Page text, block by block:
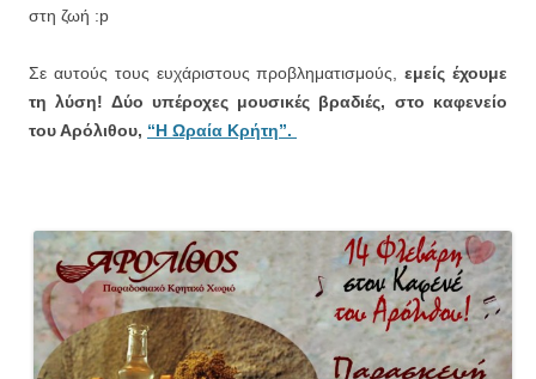
στη ζωή :p
Σε αυτούς τους ευχάριστους προβληματισμούς,εμείς έχουμε
τη λύση! Δύο υπέροχες μουσικές βραδιές, στο καφενείο
του Αρόλιθου, “Η Ωραία Κρήτη”.